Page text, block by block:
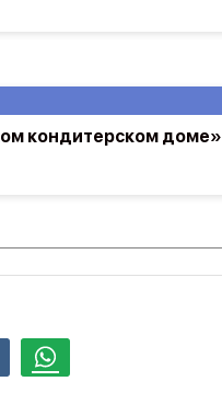
кондитерском доме»
Whatsapp